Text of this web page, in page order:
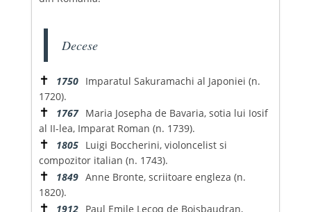
Decese
✝ 1750 Imparatul Sakuramachi al Japoniei (n.
1720).
✝ 1767 Maria Josepha de Bavaria, sotia lui Iosif
al II-lea, Imparat Roman (n. 1739).
✝ 1805 Luigi Boccherini, violoncelist si
compozitor italian (n. 1743).
✝ 1849 Anne Bronte, scriitoare engleza (n.
1820).
✝ 1912 Paul Emile Lecoq de Boisbaudran,